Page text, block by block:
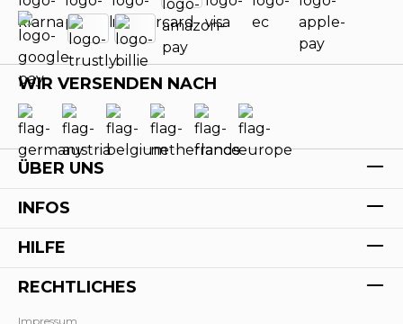
WIR VERSENDEN NACH
ÜBER UNS
INFOS
HILFE
RECHTLICHES
Impressum